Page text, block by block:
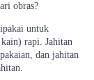
obras?
untuk
rapi. Jahitan
dan jahitan